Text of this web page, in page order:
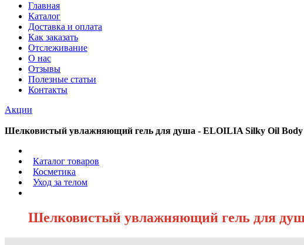
Главная
Каталог
Доставка и оплата
Как заказать
Отслеживание
О нас
Отзывы
Полезные статьи
Контакты
Акции
Шелковистый увлажняющий гель для душа - ELOILIA Silky Oil Body
Каталог товаров
Косметика
Уход за телом
Шелковистый увлажняющий гель для